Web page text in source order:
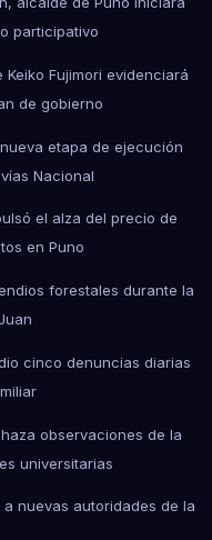
participativo
Fujimori evidenciará
de gobierno
etapa de ejecución
Nacional
el alza del precio de
en Puno
forestales durante la
cinco denuncias diarias
observaciones de la
universitarias
nuevas autoridades de la